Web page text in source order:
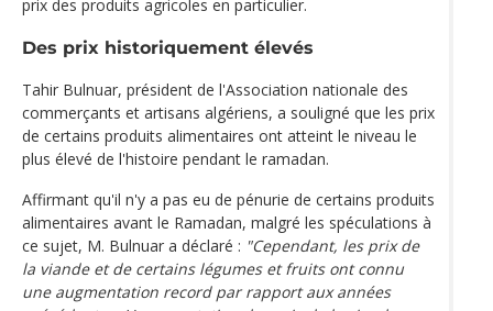
prix des produits agricoles en particulier.
Des prix historiquement élevés
Tahir Bulnuar, président de l'Association nationale des
commerçants et artisans algériens, a souligné que les prix
de certains produits alimentaires ont atteint le niveau le
plus élevé de l'histoire pendant le ramadan.
Affirmant qu'il n'y a pas eu de pénurie de certains produits
alimentaires avant le Ramadan, malgré les spéculations à
ce sujet, M. Bulnuar a déclaré : "Cependant, les prix de
la viande et de certains légumes et fruits ont connu
une augmentation record par rapport aux années